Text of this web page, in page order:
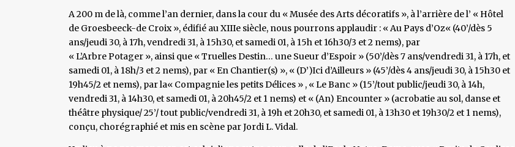
A 200 m de là, comme l’an dernier, dans la cour du « Musée des Arts décoratifs », à l’arrière de l’ « Hôtel
de Groesbeeck-de Croix », édifié au XIIIe siècle, nous pourrons applaudir : « Au Pays d’Oz« (40’/dès 5
ans/jeudi 30, à 17h, vendredi 31, à 15h30, et samedi 01, à 15h et 16h30/3 et 2 nems), par
« L’Arbre Potager », ainsi que « Truelles Destin… une Sueur d’Espoir » (50’/dès 7 ans/vendredi 31, à 17h, et
samedi 01, à 18h/3 et 2 nems), par « En Chantier(s) », « (D’)Ici d’Ailleurs » (45’/dès 4 ans/jeudi 30, à 15h30 et
19h45/2 et nems), par la« Compagnie les petits Délices » , « Le Banc » (15’/tout public/jeudi 30, à 14h,
vendredi 31, à 14h30, et samedi 01, à 20h45/2 et 1 nems) et « (An) Encounter » (acrobatie au sol, danse et
théâtre physique/ 25’/ tout public/vendredi 31, à 19h et 20h30, et samedi 01, à 13h30 et 19h30/2 et 1 nems),
conçu, chorégraphié et mis en scène par Jordi L. Vidal.